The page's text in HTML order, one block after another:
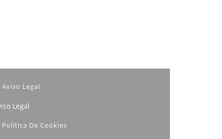
Aviso Legal
Legal
Política De Cookies